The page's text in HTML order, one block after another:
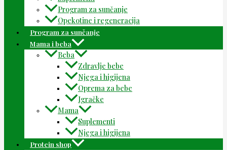
Program za sunčanje
Opekotine i regeneracija
Program za sunčanje
Mama i beba
Beba
Zdravlje bebe
Njega i higijena
Oprema za bebe
Igračke
Mama
Suplementi
Njega i higijena
Protein shop